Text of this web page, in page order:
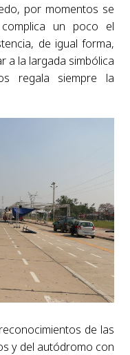
por momentos se
un poco el
de igual forma,
a la largada simbólica
regala siempre la
de las
y del autódromo con